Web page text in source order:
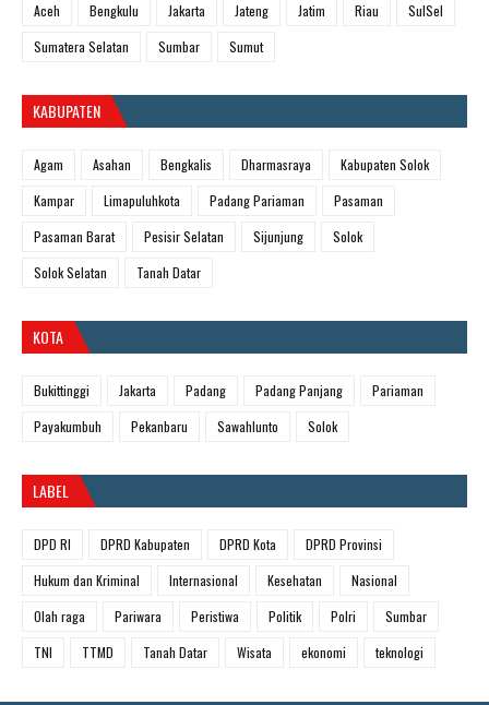
Aceh Bengkulu Jakarta Jateng Jatim Riau
SulSel
Sumatera Selatan
Sumbar Sumut
KABUPATEN
Agam Asahan Bengkalis Dharmasraya
Kabupaten Solok
Kampar
Limapuluhkota Padang Pariaman
Pasaman
Pasaman Barat
Pesisir Selatan Sijunjung
Solok
Solok Selatan
Tanah Datar
KOTA
Bukittinggi Jakarta Padang Padang Panjang
Pariaman
Payakumbuh
Pekanbaru Sawahlunto Solok
LABEL
DPD RI DPRD Kabupaten DPRD Kota
DPRD Provinsi
Hukum dan Kriminal
Internasional Kesehatan
Nasional
Olah raga
Pariwara Peristiwa Politik Polri
Sumbar
TNI
TTMD Tanah Datar Wisata ekonomi teknologi